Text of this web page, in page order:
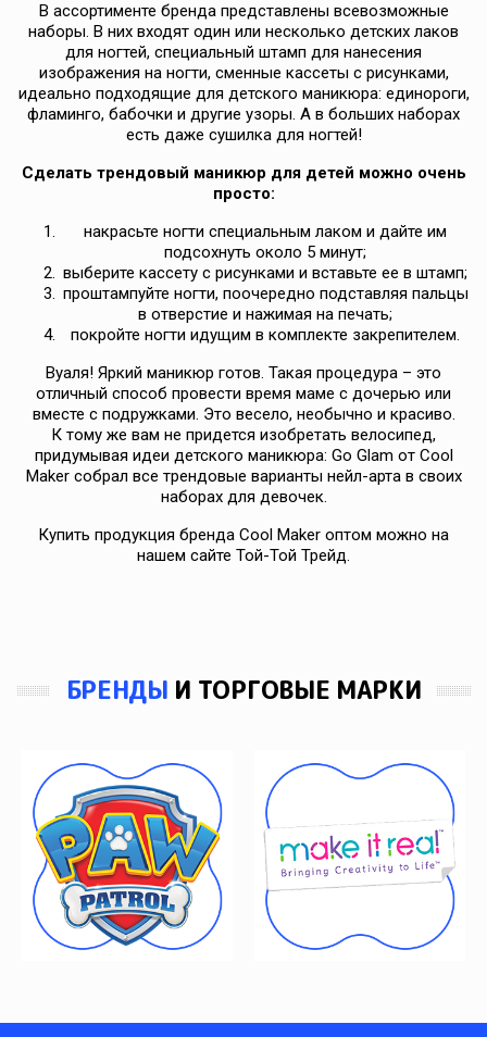
В ассортименте бренда представлены всевозможные
наборы. В них входят один или несколько детских лаков
для ногтей, специальный штамп для нанесения
изображения на ногти, сменные кассеты с рисунками,
идеально подходящие для детского маникюра: единороги,
фламинго, бабочки и другие узоры. А в больших наборах
есть даже сушилка для ногтей!
Сделать трендовый маникюр для детей можно очень
просто:
накрасьте ногти специальным лаком и дайте им
подсохнуть около 5 минут;
выберите кассету с рисунками и вставьте ее в штамп;
проштампуйте ногти, поочередно подставляя пальцы
в отверстие и нажимая на печать;
покройте ногти идущим в комплекте закрепителем.
Вуаля! Яркий маникюр готов. Такая процедура – ​​это
отличный способ провести время маме с дочерью или
вместе с подружками. Это весело, необычно и красиво.
К тому же вам не придется изобретать велосипед,
придумывая идеи детского маникюра: Go Glam от Cool
Maker собрал все трендовые варианты нейл-арта в своих
наборах для девочек.
Купить продукция бренда Cool Maker оптом можно на
нашем сайте Той-Той Трейд.
БРЕНДЫ И ТОРГОВЫЕ МАРКИ